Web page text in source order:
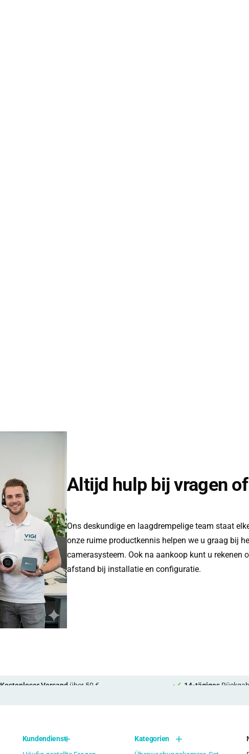
Altijd hulp bij vragen
Ons deskundige en laagdrempelige team staat
onze ruime productkennis helpen we u graag bij
camerasysteem. Ook na aankoop kunt u rekenen
afstand bij installatie en configuratie.
Kostenloser Versand über 50 € 14-tägiges
Kundendienst
Kategorien